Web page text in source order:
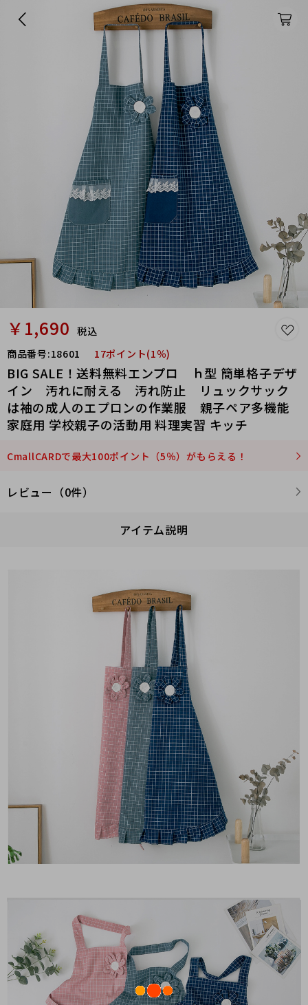
￥1,690 税込
商品番号:18601 17ポイント(1％)
BIG SALE！送料無料エンプロ ｈ型 簡単格子デザ
イン 汚れに耐える 汚れ防止 リュックサック
は袖の成人のエプロンの作業服 親子ペア多機能
家庭用 学校親子の活動用 料理実習 キッチ
CmallCARDで最大100ポイント（5％）がもらえる！
レビュー（0件）
アイテム説明